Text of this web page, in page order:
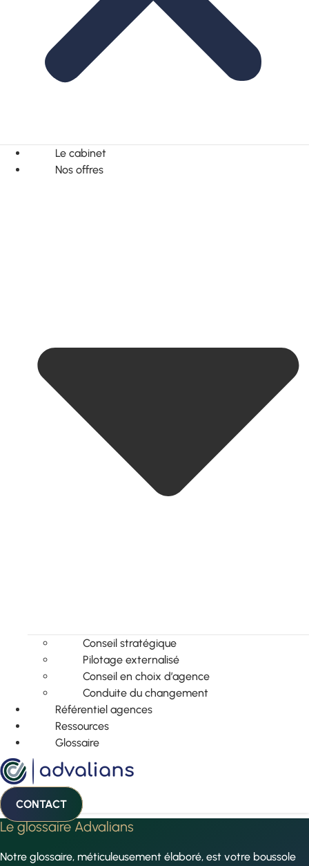
Le cabinet
Nos offres
Conseil stratégique
Pilotage externalisé
Conseil en choix d’agence
Conduite du changement
Référentiel agences
Ressources
Glossaire
CONTACT
Le glossaire Advalians
Notre glossaire, méticuleusement élaboré, est votre boussole